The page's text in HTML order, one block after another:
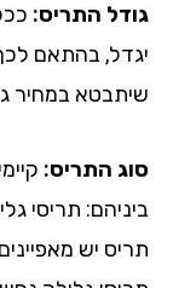
התריס:ככל
בהתאם לכך
במחיר גבוה
התריס:קיימים
תריסי
יש מאפיינים